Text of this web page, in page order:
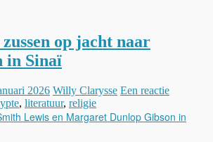
zussen op jacht naar
in Sinaï
2026 Willy Clarysse Een reactie
, literatuur, religie